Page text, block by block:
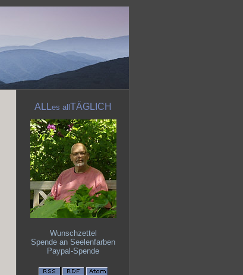
ALLes all TÄGLICH
Wunschzettel
Spende an Seelenfarben
Paypal-Spende